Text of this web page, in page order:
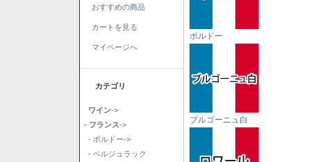
おすすめの商品
カートを見る
マイページへ
カテゴリ
ワイン->
- フランス->
- ボルドー->
- ベルジュラック
ボルドー
ブルゴーニュ白